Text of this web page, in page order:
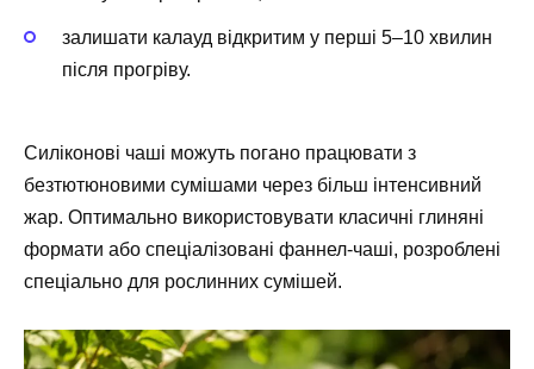
залишати калауд відкритим у перші 5–10 хвилин
після прогріву.
Силіконові чаші можуть погано працювати з
безтютюновими сумішами через більш інтенсивний
жар. Оптимально використовувати класичні глиняні
формати або спеціалізовані фаннел-чаші, розроблені
спеціально для рослинних сумішей.